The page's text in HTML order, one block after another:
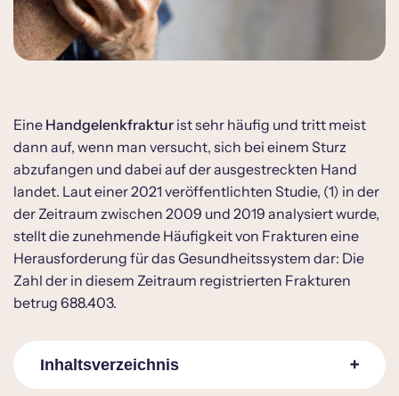
Eine Handgelenkfraktur ist sehr häufig und tritt meist
dann auf, wenn man versucht, sich bei einem Sturz
abzufangen und dabei auf der ausgestreckten Hand
landet. Laut einer 2021 veröffentlichten Studie, (1) in der
der Zeitraum zwischen 2009 und 2019 analysiert wurde,
stellt die zunehmende Häufigkeit von Frakturen eine
Herausforderung für das Gesundheitssystem dar: Die
Zahl der in diesem Zeitraum registrierten Frakturen
betrug 688.403.
Inhaltsverzeichnis